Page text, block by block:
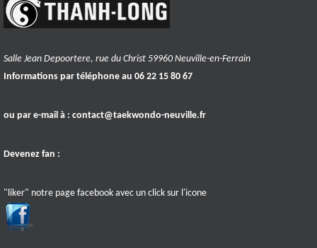
Salle Jean Depoortere, rue du Christ 59960 Neuville-en-Ferrain
Informations par téléphone au 06 22 15 80 67
ou par e-mail à : contact@taekwondo-neuville.fr
Devenez fan :
"liker" notre page facebook avec un click sur l'icone